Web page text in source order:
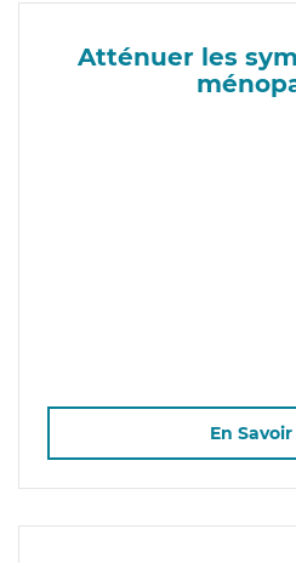
Atténuer les
En